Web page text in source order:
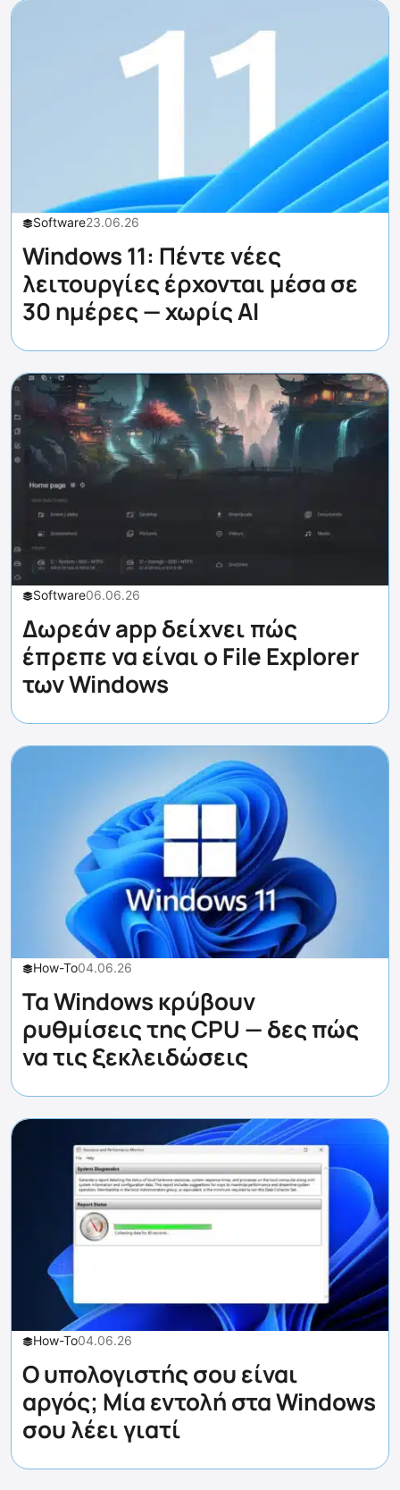
Software23.06.26
Windows 11: Πέντε νέες
λειτουργίες έρχονται μέσα σε
30 ημέρες — χωρίς AI
Software06.06.26
Δωρεάν app δείχνει πώς
έπρεπε να είναι ο File Explorer
των Windows
How-To04.06.26
Τα Windows κρύβουν
ρυθμίσεις της CPU — δες πώς
να τις ξεκλειδώσεις
How-To04.06.26
Ο υπολογιστής σου είναι
αργός; Μία εντολή στα Windows
σου λέει γιατί